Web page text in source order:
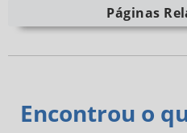
Páginas
Encontrou o